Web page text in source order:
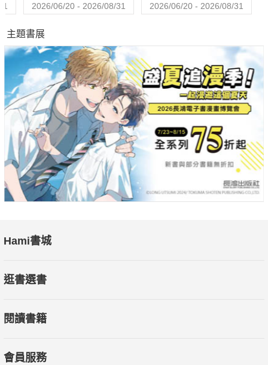
他卻能帶著即將奔六的身軀，一一突破克服，
只因他堅信「昨天太小，明天太老，今天挑戰正好」，有目標就
行動，有夢想就追逐，
決心完成一件事的自己遠比什麼都強大。
他說，母親的離世，讓他體會到「珍惜當下」的可貴，等待未
來，不如把握當下；
他說，巫以欣與「LABA」潘忠韋的人生困境，讓他明白有些人
的經歷遠比訓練的過程更艱苦，
他說，妻子無條件的愛，讓他知道自己永遠有人在背後默默支
持，可以大膽追夢，
這所有的一切，成為他超越自己的原動力，
2026/06/20 - 2026/08/31 2026/06/20 - 2026/08/31
主題書展
Hami書城
逛書選書
閱讀書籍
會員服務